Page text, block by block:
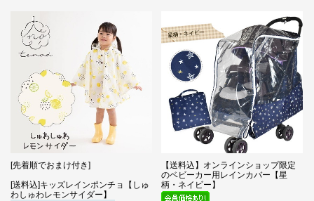
[先着順でおまけ付き]
[送料込]キッズレインポンチョ【しゅ
わしゅわレモンサイダー】
【送料込】オンラインショップ限定
のベビーカー用レインカバー【星
柄・ネイビー】